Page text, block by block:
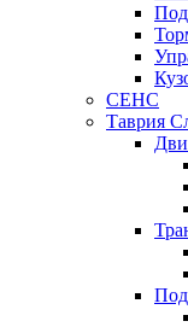
СЕНС
Таврия